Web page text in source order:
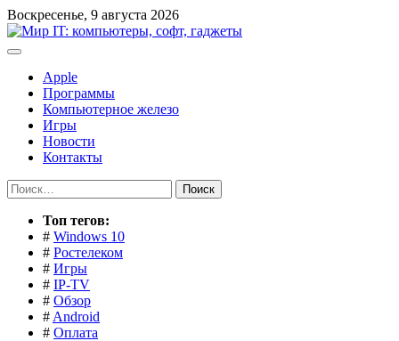
Перейти
к
содержимому
Воскресенье, 9 августа 2026
Apple
Программы
Компьютерное железо
Игры
Новости
Контакты
Найти:
Toп тегов:
# Windows 10
# Ростелеком
# Игры
# IP-TV
# Обзор
# Android
# Оплата